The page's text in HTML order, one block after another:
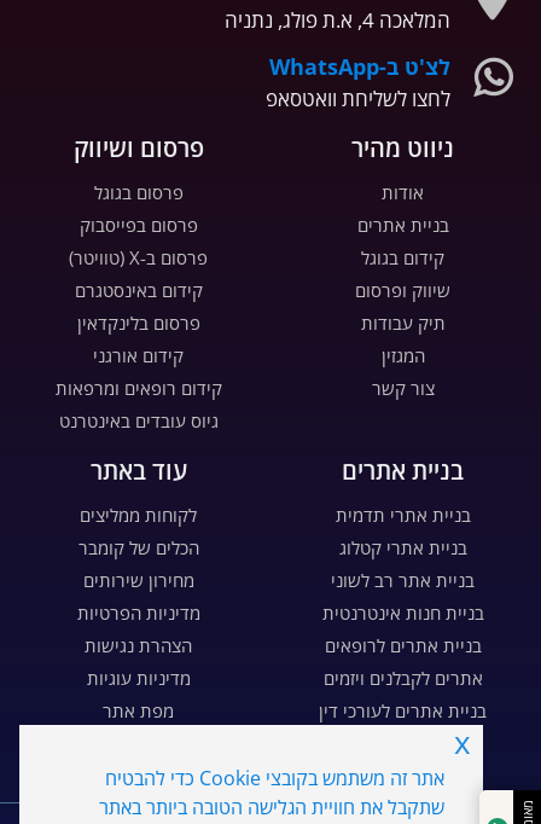
המלאכה 4, א.ת פולג, נתניה
לצ'ט ב-WhatsApp
לחצו לשליחת וואטסאפ
ניווט מהיר
אודות
בניית אתרים
קידום בגוגל
שיווק ופרסום
תיק עבודות
המגזין
צור קשר
פרסום ושיווק
פרסום בגוגל
פרסום בפייסבוק
פרסום ב-X (טוויטר)
קידום באינסטגרם
פרסום בלינקדאין
קידום אורגני
קידום רופאים ומרפאות
גיוס עובדים באינטרנט
בניית אתרים
בניית אתרי תדמית
בניית אתרי קטלוג
בניית אתר רב לשוני
בניית חנות אינטרנטית
בניית אתרים לרופאים
אתרים לקבלנים ויזמים
בניית אתרים לעורכי דין
בניית דפי נחיתה
עוד באתר
לקוחות ממליצים
הכלים של קומבר
מחירון שירותים
מדיניות הפרטיות
הצהרת נגישות
מדיניות עוגיות
מפת אתר
WE MARKETING
אתר זה משתמש בקובצי Cookie כדי להבטיח
שתקבל את חוויית הגלישה הטובה ביותר באתר
x